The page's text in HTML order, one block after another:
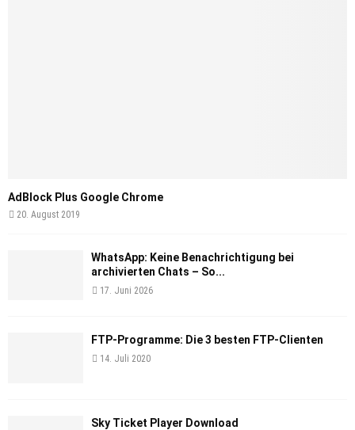
AdBlock Plus Google Chrome
20. August 2019
WhatsApp: Keine Benachrichtigung bei
archivierten Chats – So...
17. Juni 2026
FTP-Programme: Die 3 besten FTP-Clienten
14. Juli 2020
Sky Ticket Player Download